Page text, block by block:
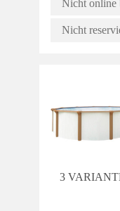
Nicht online
Nicht
3